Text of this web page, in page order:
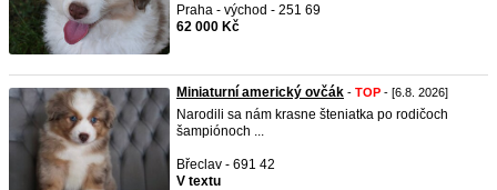
Praha - východ - 251 69
62 000 Kč
Miniaturní americký ovčák - TOP - [6.8. 2026]
Narodili sa nám krasne šteniatka po rodičoch
šampiónoch ...
Břeclav - 691 42
V textu